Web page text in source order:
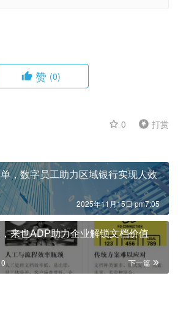
赞 (0)
0 打赏
，数字员工助力区域银行实现人效
2025年11月15日 pm7:05
来也ADP助力企业解锁文档价值
下一篇